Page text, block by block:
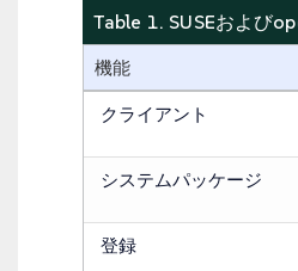
Table 1. SUSEおよび
機能
クライアント
システムパッケージ
登録